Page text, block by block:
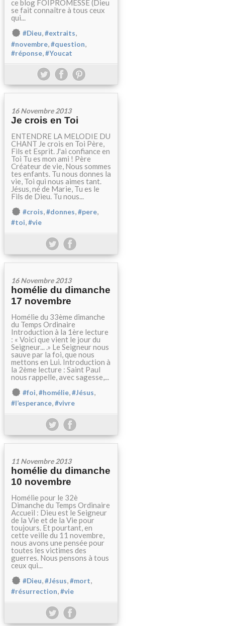
ce blog FOIPROMESSE (Dieu
se fait connaître à tous ceux
qui...
#Dieu,#extraits,
#novembre #question
#réponse #Youcat
16 Novembre 2013
Je crois en Toi
ENTENDRE LA MELODIE DU
CHANT Je crois en Toi Père,
Fils et Esprit. J'ai confiance en
Toi Tu es mon ami ! Père
Créateur de vie, Nous sommes
tes enfants. Tu nous donnes la
vie, Toi qui nous aimes tant.
Jésus, né de Marie, Tu es le
Fils de Dieu. Tu nous...
#crois,#donnes,#pere,
#toi,#vie
16 Novembre 2013
homélie du dimanche
17 novembre
Homélie du 33ème dimanche
du Temps Ordinaire
Introduction à la 1ère lecture
: « Voici que vient le jour du
Seigneur... .» Le Seigneur nous
sauve par la foi, que nous
mettons en Lui. Introduction à
la 2ème lecture : Saint Paul
nous rappelle, avec sagesse,...
#foi,#homélie,#Jésus,
#l’esperance,#vivre
11 Novembre 2013
homélie du dimanche
10 novembre
Homélie pour le 32è
Dimanche du Temps Ordinaire
Accueil : Dieu est le Seigneur
de la Vie et de la Vie pour
toujours. Et pourtant, en
cette veille du 11 novembre,
nous avons une pensée pour
toutes les victimes des
guerres. Nous pensons à tous
ceux qui...
#Dieu,#Jésus,#mort,
#résurrection,#vie